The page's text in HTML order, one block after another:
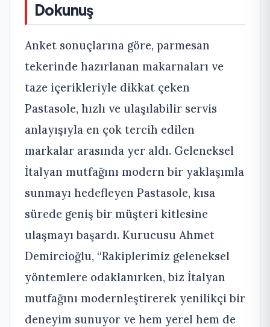
Dokunuş
Anket sonuçlarına göre, parmesan
tekerinde hazırlanan makarnaları ve
taze içerikleriyle dikkat çeken
Pastasole, hızlı ve ulaşılabilir servis
anlayışıyla en çok tercih edilen
markalar arasında yer aldı. Geleneksel
İtalyan mutfağını modern bir yaklaşımla
sunmayı hedefleyen Pastasole, kısa
sürede geniş bir müşteri kitlesine
ulaşmayı başardı. Kurucusu Ahmet
Demircioğlu, “Rakiplerimiz geleneksel
yöntemlere odaklanırken, biz İtalyan
mutfağını modernleştirerek yenilikçi bir
deneyim sunuyor ve hem yerel hem de